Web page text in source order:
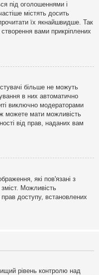
під оголошеннями і
містять досить
їх якнайшвидше. Так
вами прикріплених
більше не можуть
в них автоматично
виключно модераторами
можете мати можливість
від прав, наданих вам
які пов'язані з
Можливість
доступу, встановлених
рівень контролю над